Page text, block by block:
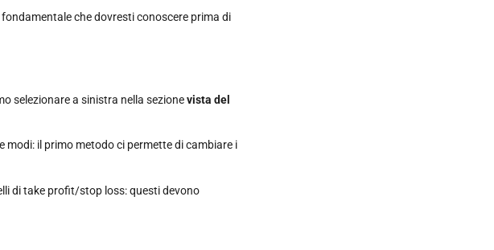
che dovresti conoscere prima di
selezionare a sinistra nella sezionevista del
modi: il primo metodo ci permette di cambiare i
di take profit/stop loss: questi devono